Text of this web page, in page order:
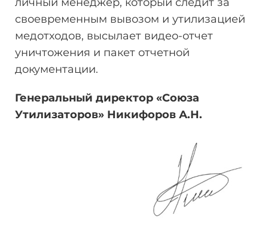
своевременным вывозом и утилизацией
медотходов, высылает видео-отчет
уничтожения и пакет отчетной
документации.
Генеральный директор «Союза
Утилизаторов» Никифоров А.Н.